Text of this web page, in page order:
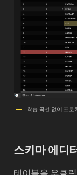
학습 곡선 없이 프로
스키마 에디
테이블을 우클